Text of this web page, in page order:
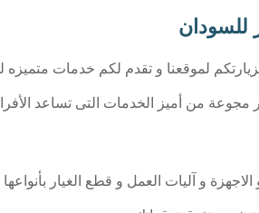
لموقعنا و تقدم لكم خدمات
مجوعة من أميز الخدمات التى تساعد
و آليات العمل و قطع الغيار